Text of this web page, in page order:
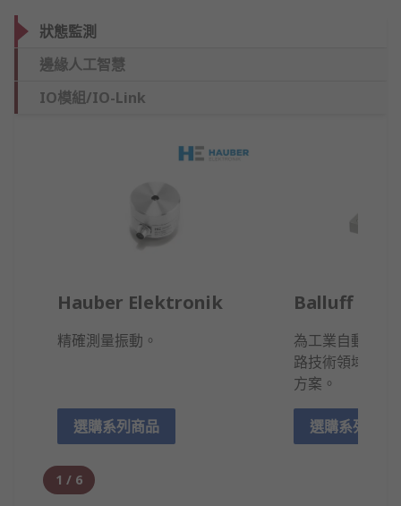
狀態監測
邊緣人工智慧
IO模組/IO-Link
Hauber Elektronik
精確測量振動。
選購系列商品
Balluff
為工業自動化提
路技術領域的創
方案。
選購系列商品
1 / 6